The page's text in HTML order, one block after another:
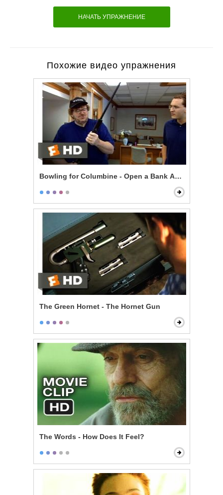
НАЧАТЬ УПРАЖНЕНИЕ
Похожие видео упражнения
Bowling for Columbine - Open a Bank Account, Get a
The Green Hornet - The Hornet Gun
The Words - How Does It Feel?